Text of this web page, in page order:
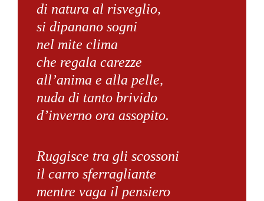
di natura al risveglio,
si dipanano sogni
nel mite clima
che regala carezze
all’anima e alla pelle,
nuda di tanto brivido
d’inverno ora assopito.
Ruggisce tra gli scossoni
il carro sferragliante
mentre vaga il pensiero